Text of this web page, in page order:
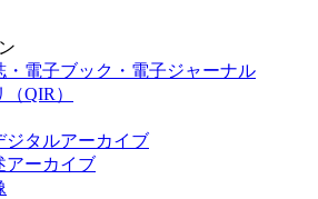
・電子ブック・電子ジャーナル
QIR）
ジタルアーカイブ
アーカイブ